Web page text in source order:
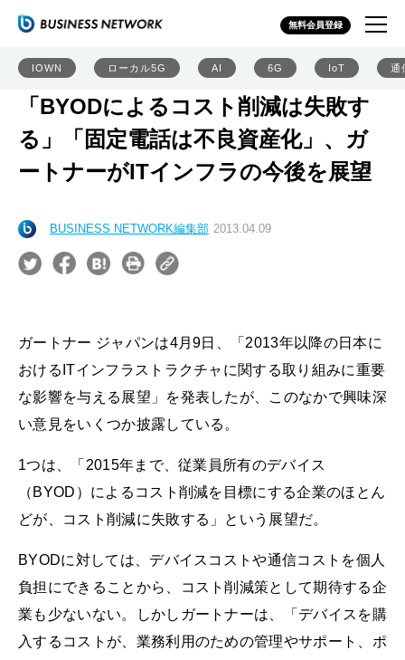
無料会員登録
IOWN ローカル5G AI 6G IoT 通
「BYODによるコスト削減は失敗す
る」「固定電話は不良資産化」、ガ
ートナーがITインフラの今後を展望
BUSINESS NETWORK編集部 2013.04.09
ガートナー ジャパンは4月9日、「2013年以降の日本に
おけるITインフラストラクチャに関する取り組みに重要
な影響を与える展望」を発表したが、このなかで興味深
い意見をいくつか披露している。
1つは、「2015年まで、従業員所有のデバイス
（BYOD）によるコスト削減を目標にする企業のほとん
どが、コスト削減に失敗する」という展望だ。
BYODに対しては、デバイスコストや通信コストを個人
負担にできることから、コスト削減策として期待する企
業も少ないない。しかしガートナーは、「デバイスを購
入するコストが、業務利用のための管理やサポート、ポ